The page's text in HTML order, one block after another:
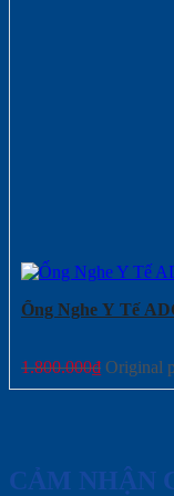
Ống Nghe Y Tế
1.800.000₫ Original
CẢM NHẬN